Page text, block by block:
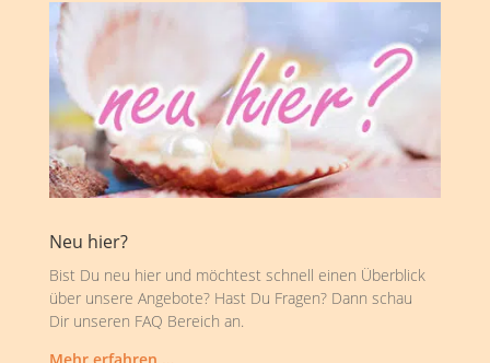
Neu hier?
Bist Du neu hier und möchtest schnell einen Überblick
über unsere Angebote? Hast Du Fragen? Dann schau
Dir unseren FAQ Bereich an.